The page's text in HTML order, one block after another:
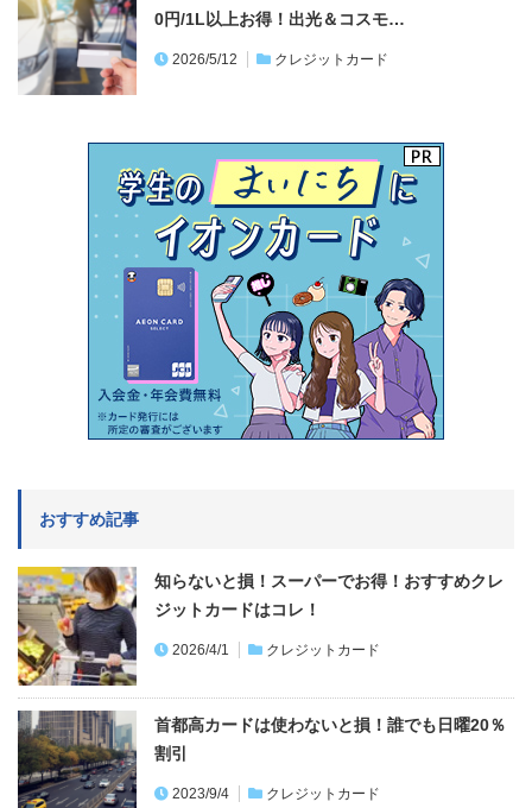
0円/1L以上お得！出光＆コスモ…
2026/5/12 クレジットカード
おすすめ記事
知らないと損！スーパーでお得！おすすめクレ
ジットカードはコレ！
2026/4/1 クレジットカード
首都高カードは使わないと損！誰でも日曜20％
割引
2023/9/4 クレジットカード